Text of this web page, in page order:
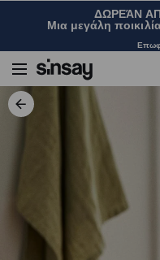
ΔΩΡΕΆΝ
Μια μεγάλη